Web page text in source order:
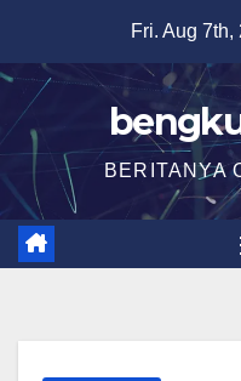
content
Fri. Aug 7th,
BERITANYA